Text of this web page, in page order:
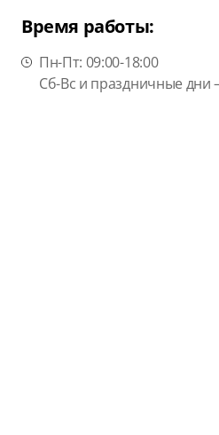
Время работы:
Пн-Пт: 09:00-18:00
Сб-Вс и праздничные